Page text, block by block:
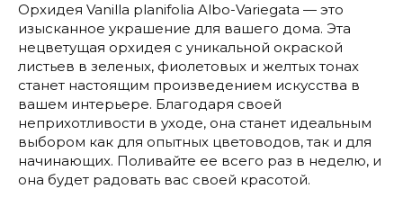
Орхидея Vanilla planifolia Albo-Variegata — это
изысканное украшение для вашего дома. Эта
нецветущая орхидея с уникальной окраской
листьев в зеленых, фиолетовых и желтых тонах
станет настоящим произведением искусства в
вашем интерьере. Благодаря своей
неприхотливости в уходе, она станет идеальным
выбором как для опытных цветоводов, так и для
начинающих. Поливайте ее всего раз в неделю, и
она будет радовать вас своей красотой.